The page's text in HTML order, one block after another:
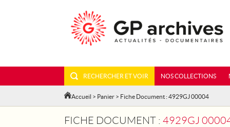
RECHERCHER ET VOIR NOS COLLECTIONS
Accueil > Panier > Fiche Document : 4929GJ 00004
FICHE DOCUMENT : 4929GJ 00004